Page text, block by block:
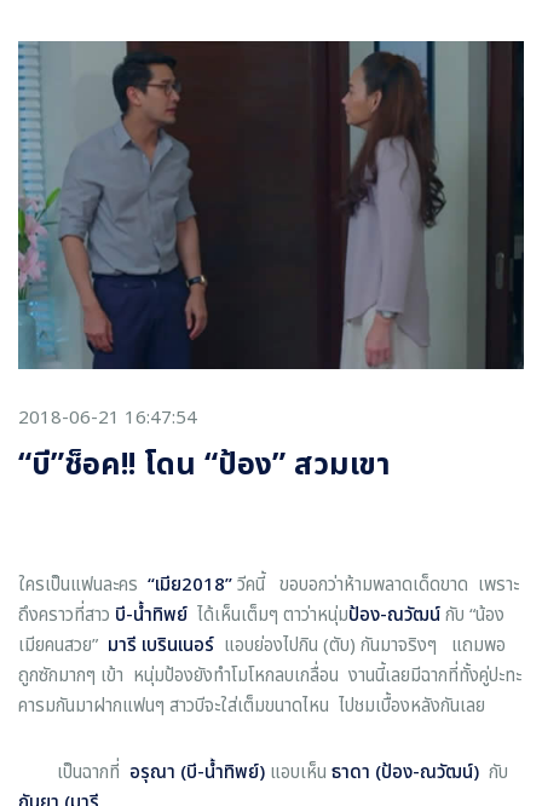
2018-06-21 16:47:54
“บี”ช็อค!! โดน “ป้อง” สวมเขา
ใครเป็นแฟนละคร “เมีย2018”วีคนี้ ขอบอกว่าห้ามพลาดเด็ดขาด เพราะ
ถึงคราวที่สาว บี-น้ำทิพย์ ได้เห็นเต็มๆ ตาว่าหนุ่มป้อง-ณวัฒน์กับ “น้อง
เมียคนสวย” มารี เบรินเนอร์ แอบย่องไปกิน (ตับ) กันมาจริงๆ แถมพอ
ถูกซักมากๆ เข้า หนุ่มป้องยังทำโมโหกลบเกลื่อน งานนี้เลยมีฉากที่ทั้งคู่ปะทะ
คารมกันมาฝากแฟนๆ สาวบีจะใส่เต็มขนาดไหน ไปชมเบื้องหลังกันเลย
เป็นฉากที่ อรุณา (บี-น้ำทิพย์) แอบเห็น ธาดา (ป้อง-ณวัฒน์) กับ